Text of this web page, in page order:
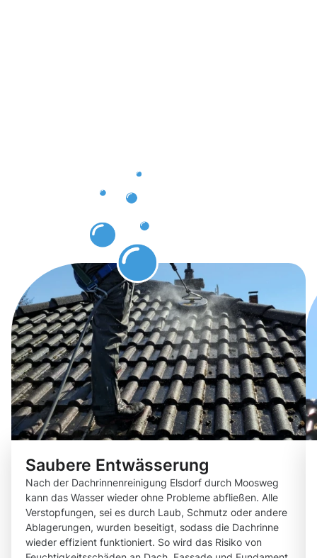
Saubere Entwässerung
Nach der Dachrinnenreinigung Elsdorf durch Moosweg
kann das Wasser wieder ohne Probleme abfließen. Alle
Verstopfungen, sei es durch Laub, Schmutz oder andere
Ablagerungen, wurden beseitigt, sodass die Dachrinne
wieder effizient funktioniert. So wird das Risiko von